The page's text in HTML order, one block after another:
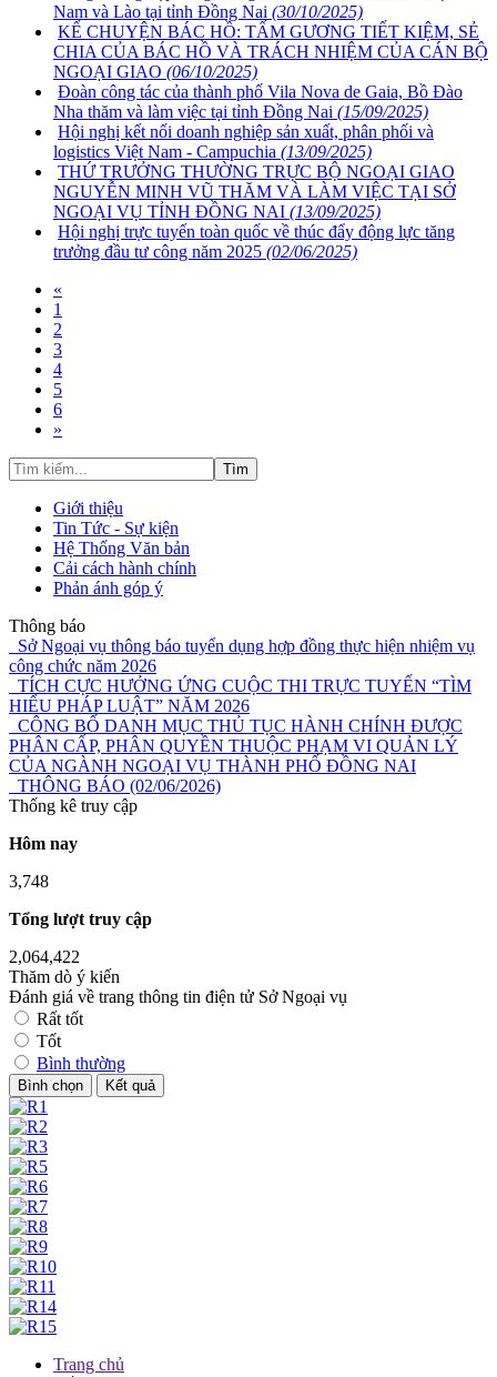
Nam và Lào tại tỉnh Đồng Nai (30/10/2025)
KỂ CHUYỆN BÁC HỒ: TẤM GƯƠNG TIẾT KIỆM, SẺ
CHIA CỦA BÁC HỒ VÀ TRÁCH NHIỆM CỦA CÁN BỘ
NGOẠI GIAO (06/10/2025)
Đoàn công tác của thành phố Vila Nova de Gaia, Bồ Đào
Nha thăm và làm việc tại tỉnh Đồng Nai (15/09/2025)
Hội nghị kết nối doanh nghiệp sản xuất, phân phối và
logistics Việt Nam - Campuchia (13/09/2025)
THỨ TRƯỞNG THƯỜNG TRỰC BỘ NGOẠI GIAO
NGUYỄN MINH VŨ THĂM VÀ LÀM VIỆC TẠI SỞ
NGOẠI VỤ TỈNH ĐỒNG NAI (13/09/2025)
Hội nghị trực tuyến toàn quốc về thúc đẩy động lực tăng
trưởng đầu tư công năm 2025 (02/06/2025)
«
1
2
3
4
5
6
»
Tìm
Giới thiệu
Tin Tức - Sự kiện
Hệ Thống Văn bản
Cải cách hành chính
Phản ánh góp ý
Thông báo
Sở Ngoại vụ thông báo tuyển dụng hợp đồng thực hiện nhiệm vụ
công chức năm 2026
TÍCH CỰC HƯỞNG ỨNG CUỘC THI TRỰC TUYẾN “TÌM
HIỂU PHÁP LUẬT” NĂM 2026
CÔNG BỐ DANH MỤC THỦ TỤC HÀNH CHÍNH ĐƯỢC
PHÂN CẤP, PHÂN QUYỀN THUỘC PHẠM VI QUẢN LÝ
CỦA NGÀNH NGOẠI VỤ THÀNH PHỐ ĐỒNG NAI
THÔNG BÁO (02/06/2026)
Thống kê truy cập
Hôm nay
3,748
Tổng lượt truy cập
2,064,422
Thăm dò ý kiến
Đánh giá về trang thông tin điện tử Sở Ngoại vụ
Rất tốt
Tốt
Bình thường
Trang chủ